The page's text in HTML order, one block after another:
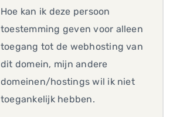
Hoe kan ik deze persoon
toestemming geven voor alleen
toegang tot de webhosting van
dit domein, mijn andere
domeinen/hostings wil ik niet
toegankelijk hebben.